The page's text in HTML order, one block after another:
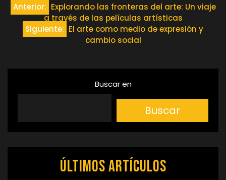
Navegación
Anterior: Explorando las fronteras del arte: Un viaje
a través de las películas artísticas
Siguiente: El arte como medio de expresión y
cambio social
Buscar en
Buscar
Últimos artículos